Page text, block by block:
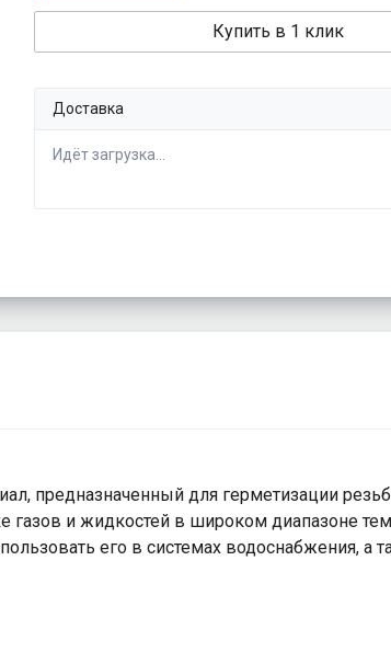
Купить в 1 клик
Доставка
Идёт загрузка...
предназначенный для герметизации
газов и жидкостей в широком диапазоне
его в системах водоснабжения,